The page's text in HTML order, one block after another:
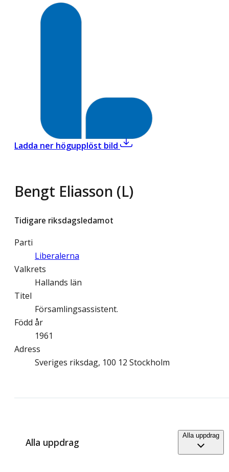
Ladda ner högupplöst bild,Bengt Eliasson (L)
Bengt Eliasson (L)
Tidigare riksdagsledamot
Parti
Liberalerna
Valkrets
Hallands län
Titel
Församlingsassistent.
Född år
1961
Adress
Sveriges riksdag, 100 12 Stockholm
Alla uppdrag
Alla uppdrag